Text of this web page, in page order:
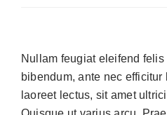
Nullam feugiat eleifend
bibendum, ante nec
laoreet lectus, sit amet